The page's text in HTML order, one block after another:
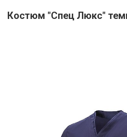
Костюм "Спец Люкс"